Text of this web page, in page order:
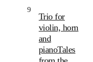
9
Trio for
violin, horn
and
pianoTales